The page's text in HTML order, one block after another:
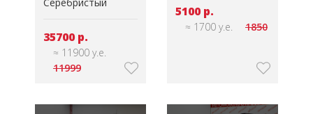
35700 р.
≈ 11900 у.е.
11999
5100 р.
≈ 1700 у.е. 1850